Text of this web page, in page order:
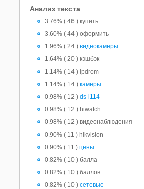
Анализ текста
3.76% ( 46 ) купить
3.60% ( 44 ) оформить
1.96% ( 24 ) видеокамеры
1.64% ( 20 ) кэшбэк
1.14% ( 14 ) ipdrom
1.14% ( 14 ) камеры
0.98% ( 12 ) ds-i114
0.98% ( 12 ) hiwatch
0.98% ( 12 ) видеонаблюдения
0.90% ( 11 ) hikvision
0.90% ( 11 ) цены
0.82% ( 10 ) балла
0.82% ( 10 ) баллов
0.82% ( 10 ) сетевые